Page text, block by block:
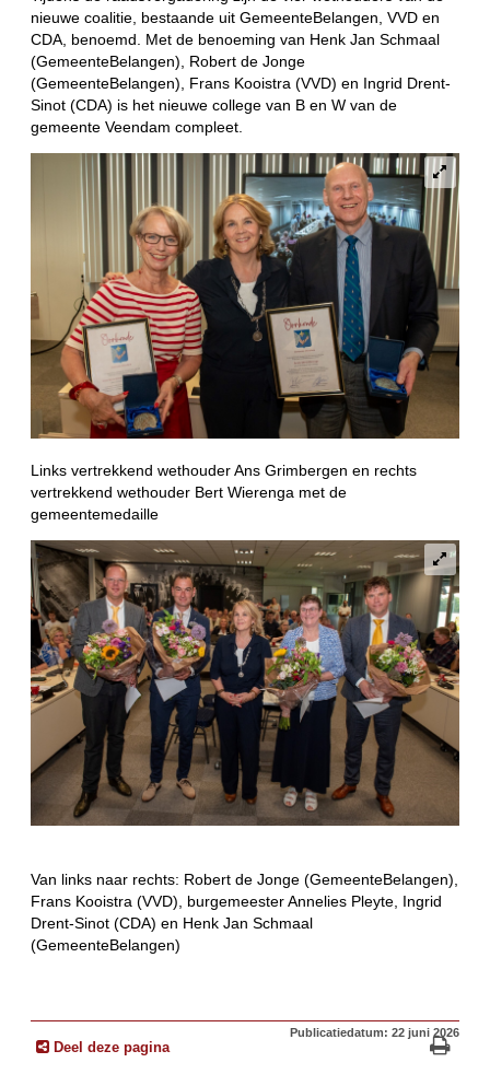
nieuwe coalitie, bestaande uit GemeenteBelangen, VVD en
CDA, benoemd. Met de benoeming van Henk Jan Schmaal
(GemeenteBelangen), Robert de Jonge
(GemeenteBelangen), Frans Kooistra (VVD) en Ingrid Drent-
Sinot (CDA) is het nieuwe college van B en W van de
gemeente Veendam compleet.
Links vertrekkend wethouder Ans Grimbergen en rechts
vertrekkend wethouder Bert Wierenga met de
gemeentemedaille
Van links naar rechts: Robert de Jonge (GemeenteBelangen),
Frans Kooistra (VVD), burgemeester Annelies Pleyte, Ingrid
Drent-Sinot (CDA) en Henk Jan Schmaal
(GemeenteBelangen)
Deel deze pagina
Publicatiedatum: 22 juni 2026